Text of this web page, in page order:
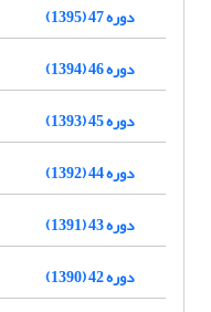
دوره 47 (1395)
دوره 46 (1394)
دوره 45 (1393)
دوره 44 (1392)
دوره 43 (1391)
دوره 42 (1390)